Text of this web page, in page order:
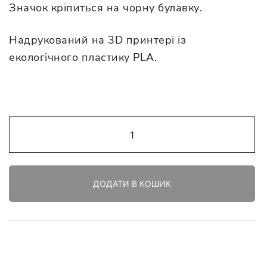
Значок кріпиться на чорну булавку.
Надрукований на 3D принтері із
екологічного пластику PLA.
"Бандера
смузі"
кількість
ДОДАТИ В КОШИК